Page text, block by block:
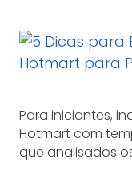
Para iniciantes,
Hotmart com
que analisados